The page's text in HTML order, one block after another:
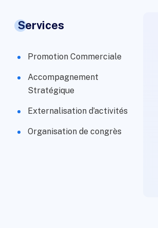
Services
Promotion Commerciale
Accompagnement
Stratégique
Externalisation d’activités
Organisation de congrès